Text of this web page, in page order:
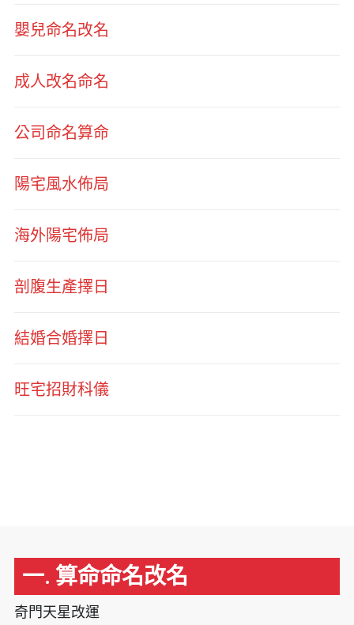
嬰兒命名改名
成人改名命名
公司命名算命
陽宅風水佈局
海外陽宅佈局
剖腹生產擇日
結婚合婚擇日
旺宅招財科儀
一. 算命命名改名
奇門天星改運